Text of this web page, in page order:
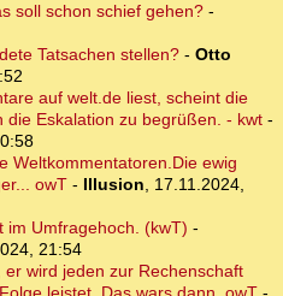
soll schon schief gehen?-
Tatsachen stellen?- Otto
auf welt.de liest, scheint die
die Eskalation zu begrüßen. - kwt -
Weltkommentatoren.Die ewig
owT - Illusion, 17.11.2024,
im Umfragehoch. (kwT) -
21:54
wird jeden zur Rechenschaft